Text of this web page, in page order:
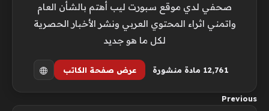
صحفي لدي موقع سبورت ليب أهتم بالشأن العام
واتمني اثراء المحتوي العربي ونشر الأخبار الحصرية
لكل ما هو جديد
12٬761 مادة منشورة عرض صفحة الكاتب
Previous